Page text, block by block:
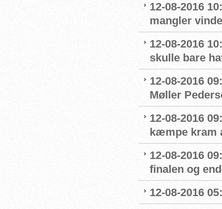
12-08-2016
mangler
12-08-2016
skulle bare
12-08-2016
Møller
12-08-2016
kæmpe kram
12-08-2016
finalen og
12-08-2016